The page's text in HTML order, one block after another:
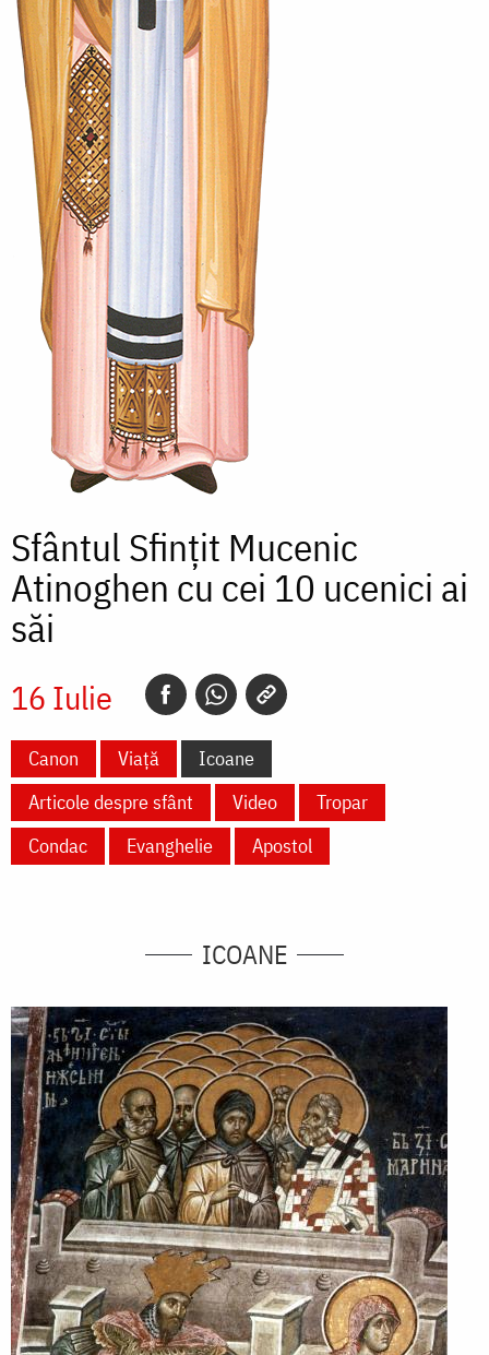
Sfântul Sfințit Mucenic
Atinoghen cu cei 10 ucenici ai
săi
16 Iulie
Canon Viață
Icoane
Articole despre sfânt
Video
Tropar
Condac
Evanghelie Apostol
ICOANE